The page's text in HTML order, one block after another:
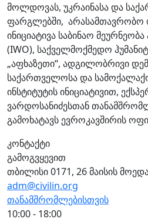
მოლდოვას, უკრაინასა და
ფარგლებში, არასამთავრობო
ინიციატივა საბინაო
(IWO), საქველმოქმედო
„აფხაზეთი“, ადგილობრივი
საქართველოსა და
ინსტიტუტის ინიციატივით,
ვარდოსანიძესთან
გამოხატავს ევროკავშირის
კონტაქტი
გამოგვყევით
თბილისი 0171, 26 მაისის
adm@civilin.org
თანამშრომლებისთვის
10:00 - 18:00